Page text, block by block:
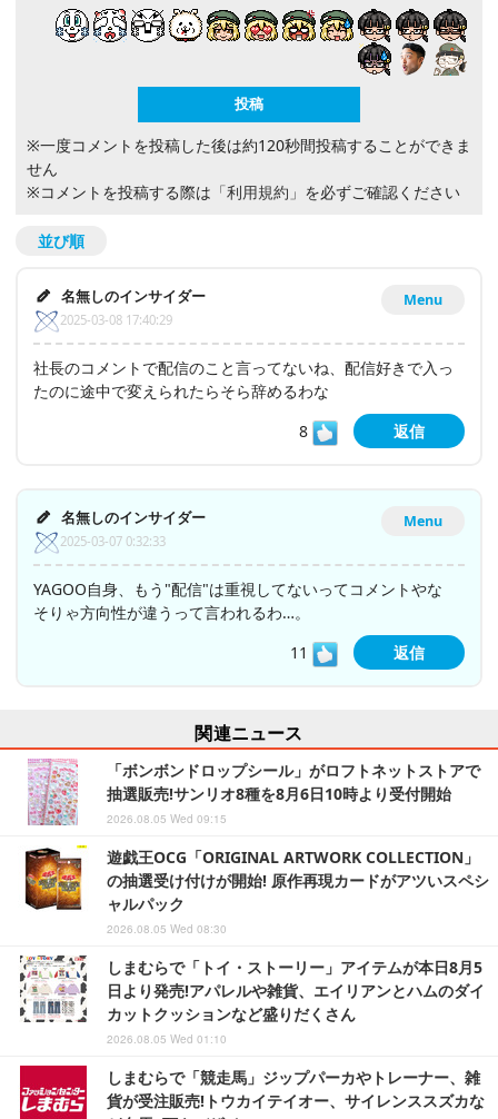
※一度コメントを投稿した後は約120秒間投稿することができま
せん
※コメントを投稿する際は 「利用規約」 を必ずご確認ください
並び順
Menu
名無しのインサイダー
2025-03-08 17:40:29
社長のコメントで配信のこと言ってないね、配信好きで入っ
たのに途中で変えられたらそら辞めるわな
8
返信
Menu
名無しのインサイダー
2025-03-07 0:32:33
YAGOO自身、もう"配信"は重視してないってコメントやな
そりゃ方向性が違うって言われるわ…。
11
返信
関連ニュース
「ボンボンドロップシール」がロフトネットストアで
抽選販売!サンリオ8種を8月6日10時より受付開始
2026.08.05 Wed 09:15
遊戯王OCG「ORIGINAL ARTWORK COLLECTION」
の抽選受け付けが開始! 原作再現カードがアツいスペシ
ャルパック
2026.08.05 Wed 08:30
しまむらで「トイ・ストーリー」アイテムが本日8月5
日より発売!アパレルや雑貨、エイリアンとハムのダイ
カットクッションなど盛りだくさん
2026.08.05 Wed 01:10
しまむらで「競走馬」ジップパーカやトレーナー、雑
貨が受注販売!トウカイテイオー、サイレンススズカな